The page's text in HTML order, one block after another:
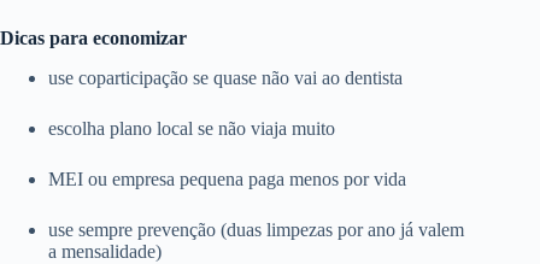
Dicas para economizar
use coparticipação se quase não vai ao dentista
escolha plano local se não viaja muito
MEI ou empresa pequena paga menos por vida
use sempre prevenção (duas limpezas por ano já valem
a mensalidade)